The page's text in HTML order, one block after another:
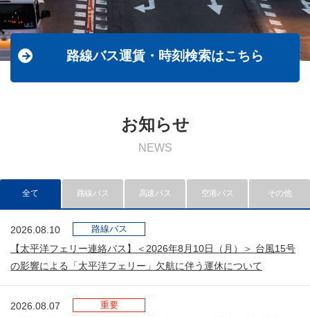
路線バス運賃・時刻検索はこちら
お知らせ
NEWS
全て 路線バス 高速バス 空港バス その他
2026.08.10 路線バス
【太平洋フェリー連絡バス】＜2026年8月10日（月）＞ 台風15号
の影響による「太平洋フェリー」欠航に伴う運休について
2026.08.07 重要